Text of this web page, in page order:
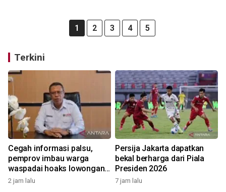
1 2 3 4 5
Terkini
Cegah informasi palsu,
pemprov imbau warga
waspadai hoaks lowongan
kerja Blok Masela
2 jam lalu
Persija Jakarta dapatkan
bekal berharga dari Piala
Presiden 2026
7 jam lalu